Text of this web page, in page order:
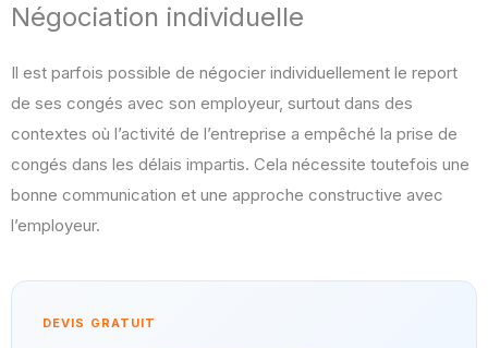
Négociation individuelle
Il est parfois possible de négocier individuellement le report
de ses congés avec son employeur, surtout dans des
contextes où l’activité de l’entreprise a empêché la prise de
congés dans les délais impartis. Cela nécessite toutefois une
bonne communication et une approche constructive avec
l’employeur.
DEVIS GRATUIT